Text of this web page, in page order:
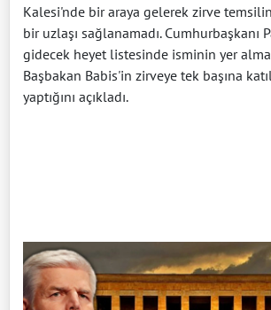
Kalesi'nde bir araya gelerek zirve
bir uzlaşı sağlanamadı. Cumhurbaşkanı
gidecek heyet listesinde isminin yer
Başbakan Babis'in zirveye tek başına
yaptığını açıkladı.